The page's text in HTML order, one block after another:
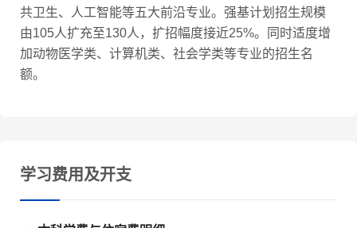
共卫生、人工智能等五大前沿专业。强基计划招生规模
由105人扩充至130人，扩招幅度接近25%。同时适度增
加动物医学类、计算机类、社会学类等专业的招生名
额。
学习费用及开支